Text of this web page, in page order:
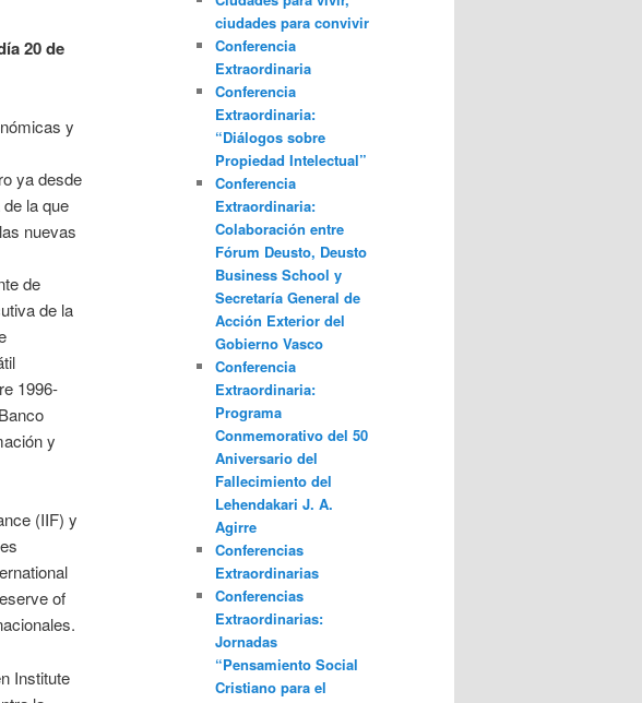
20 de
y
ya desde
la que
nuevas
de
de la
1996-
y
(IIF) y
of
Institute
ciudades para convivir
Conferencia
Extraordinaria
Conferencia
Extraordinaria:
“Diálogos sobre
Propiedad Intelectual”
Conferencia
Extraordinaria:
Colaboración entre
Fórum Deusto, Deusto
Business School y
Secretaría General de
Acción Exterior del
Gobierno Vasco
Conferencia
Extraordinaria:
Programa
Conmemorativo del 50
Aniversario del
Fallecimiento del
Lehendakari J. A.
Agirre
Conferencias
Extraordinarias
Conferencias
Extraordinarias:
Jornadas
“Pensamiento Social
Cristiano para el